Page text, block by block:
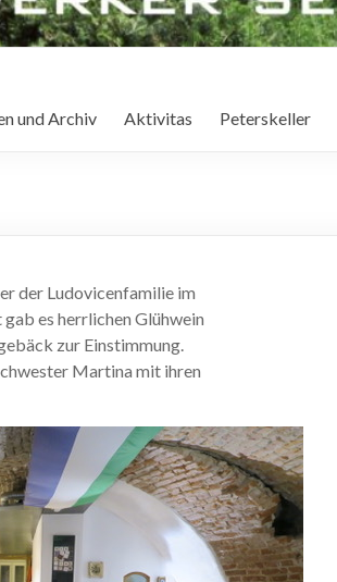
und Archiv Aktivitas Peterskeller
der Ludovicenfamilie im
es herrlichen Glühwein
zur Einstimmung.
Martina mit ihren